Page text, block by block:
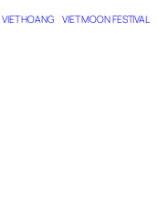
VIET HOANG VIET MOON FESTIVAL